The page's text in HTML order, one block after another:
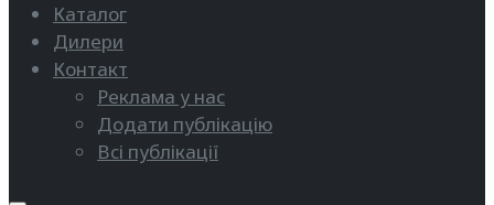
Каталог
Дилери
Контакт
Реклама у нас
Додати публікацію
Всі публікації